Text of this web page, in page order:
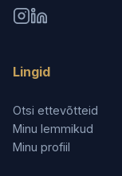
Lingid
Otsi ettevõtteid
Minu lemmikud
Minu profiil